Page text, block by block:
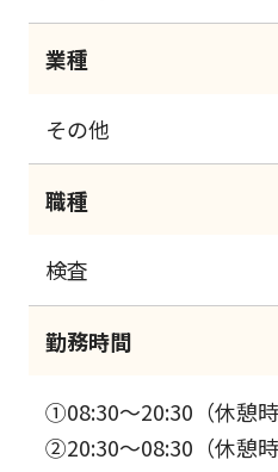
業種
その他
職種
検査
勤務時間
①08:30～20:30（休憩
②20:30～08:30（休憩